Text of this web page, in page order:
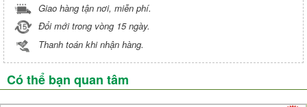
Giao hàng tận nơi, miễn phí.
Đổi mới trong vòng 15 ngày.
Thanh toán khi nhận hàng.
Có thể bạn quan tâm